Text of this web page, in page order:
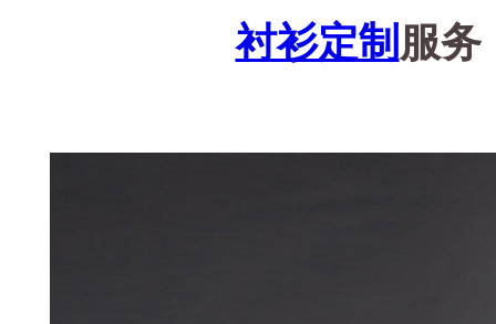
衬衫定制 服务